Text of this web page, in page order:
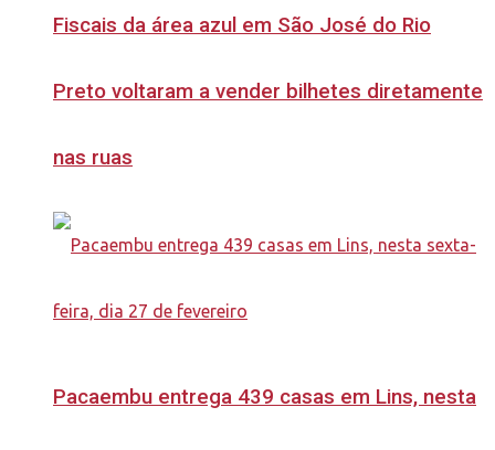
Fiscais da área azul em São José do Rio
Preto voltaram a vender bilhetes diretamente
nas ruas
Pacaembu entrega 439 casas em Lins, nesta